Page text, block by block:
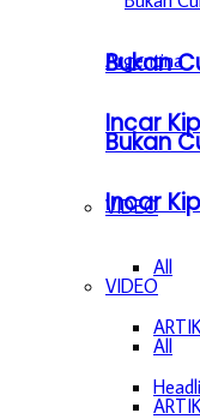
Bukan
Incar
VIDEO
All
Bukan
Incar
VIDEO
All